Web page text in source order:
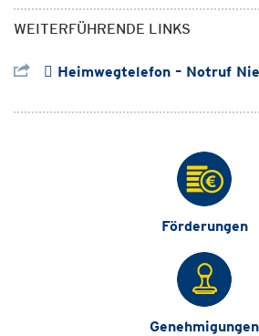
WEITERFÜHRENDE LINKS
 Heimwegtelefon – Notruf
Förderungen
Genehmigungen